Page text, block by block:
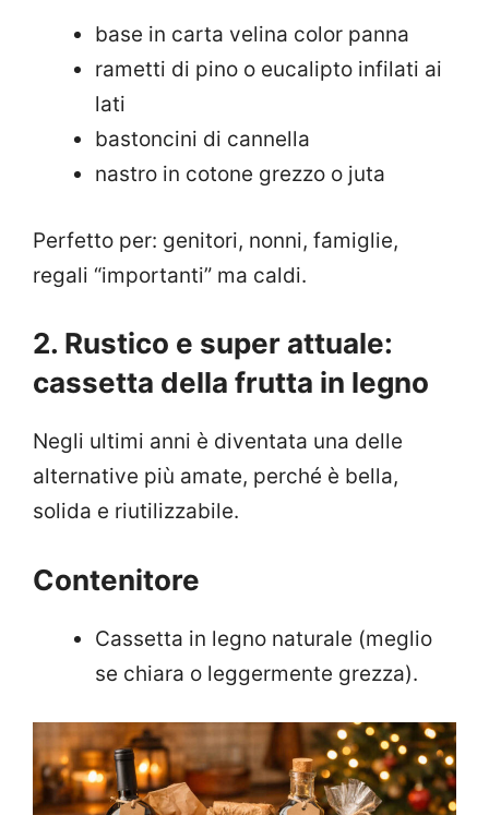
base in carta velina color panna
rametti di pino o eucalipto infilati ai
lati
bastoncini di cannella
nastro in cotone grezzo o juta
Perfetto per: genitori, nonni, famiglie,
regali “importanti” ma caldi.
2. Rustico e super attuale:
cassetta della frutta in legno
Negli ultimi anni è diventata una delle
alternative più amate, perché è bella,
solida e riutilizzabile.
Contenitore
Cassetta in legno naturale (meglio
se chiara o leggermente grezza).